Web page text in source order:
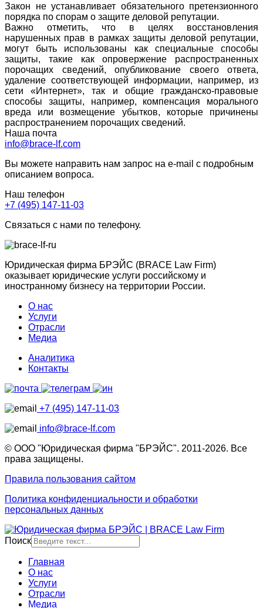
Закон не устанавливает обязательного претензионного
порядка по спорам о защите деловой репутации.
Важно отметить, что в целях восстановления
нарушенных прав в рамках защиты деловой репутации,
могут быть использованы как специальные способы
защиты, такие как опровержение распространенных
порочащих сведений, опубликование своего ответа,
удаление соответствующей информации, например, из
сети «Интернет», так и общие гражданско-правовые
способы защиты, например, компенсация морального
вреда или возмещение убытков, которые причинены
распространением порочащих сведений.
Наша почта
info@brace-lf.com
Вы можете направить нам запрос на e-mail с подробным
описанием вопроса.
Наш телефон
+7 (495) 147-11-03
Связаться с нами по телефону.
Юридическая фирма БРЭЙС (BRACE Law Firm)
оказывает юридические услуги российскому и
иностранному бизнесу на территории России.
О нас
Услуги
Отрасли
Медиа
Аналитика
Контакты
+7 (495) 147-11-03
info@brace-lf.com
© ООО "Юридическая фирма "БРЭЙС". 2011-2026. Все
права защищены.
Правила пользования сайтом
Политика конфиденциальности и обработки
персональных данных
Поиск
Главная
О нас
Услуги
Отрасли
Медиа